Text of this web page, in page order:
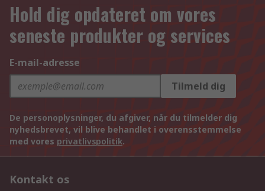
Hold dig opdateret om vores
seneste produkter og services
E-mail-adresse
Tilmeld dig
De personoplysninger, du afgiver, når du tilmelder dig
nyhedsbrevet, vil blive behandlet i overensstemmelse
med vores privatlivspolitik.
Kontakt os